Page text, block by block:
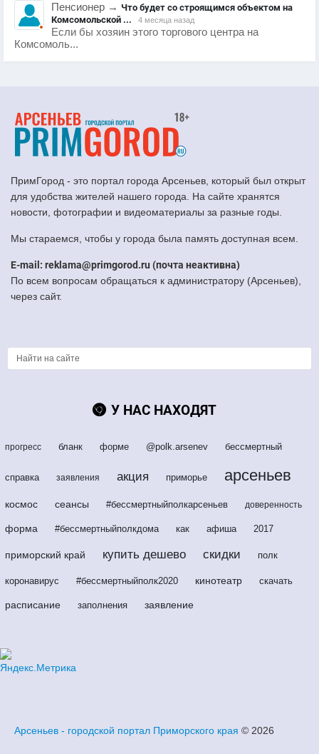
Пенсионер → Что будет со строящимся объектом на
Комсомольской ...
4 месяца назад
Если бы хозяин этого торгового центра на
Комсомоль...
ПримГород - это портал города Арсеньев, который был открыт
для удобства жителей нашего города. На сайте хранятся
новости, фотографии и видеоматериалы за разные годы.
Мы стараемся, чтобы у города была память доступная всем.
E-mail: reklama@primgorod.ru (почта неактивна)
По всем вопросам обращаться к администратору (Арсеньев),
через сайт.
У НАС НАХОДЯТ
прогресс бланк форме @polk.arsenev бессмертный
справка заявления акция приморье арсеньев
космос сеансы #бессмертныйполкарсеньев доверенность
форма #бессмертныйполкдома как афиша 2017
приморский край купить дешево скидки полк
коронавирус #бессмертныйполк2020 кинотеатр скачать
расписание заполнения заявление
Арсеньев - городской портал Приморского края © 2026